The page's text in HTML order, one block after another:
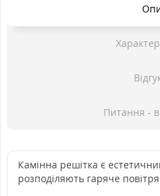
Питання -
Камінна решітка є
розподіляють гаряче